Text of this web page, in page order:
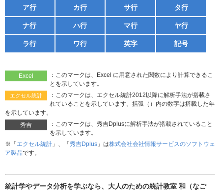
ア行 カ行 サ行 タ行
ナ行 ハ行 マ行 ヤ行
ラ行 ワ行 英字 記号
Excel
：このマークは、Excel に用意された関数により計算できるこ
とを示しています。
エクセル統計
：このマークは、エクセル統計2012以降に解析手法が搭載さ
れていることを示しています。括弧（）内の数字は搭載した年
を示しています。
秀吉
：このマークは、秀吉Dplusに解析手法が搭載されていること
を示しています。
※「エクセル統計 」、「秀吉Dplus 」は株式会社会社情報サービスのソフトウェ
ア製品です。
統計学やデータ分析を学ぶなら、大人のための統計教室 和（なご